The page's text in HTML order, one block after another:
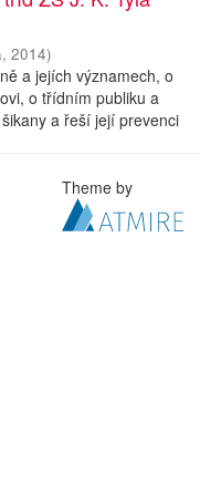
, 2014)
a jejích významech, o
o třídním publiku a
a řeší její prevenci
Theme by